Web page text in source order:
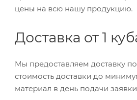
цены на всю нашу продукцию.
Доставка от 1
Мы предоставляем доставку
стоимость доставки до
материал в день подачи